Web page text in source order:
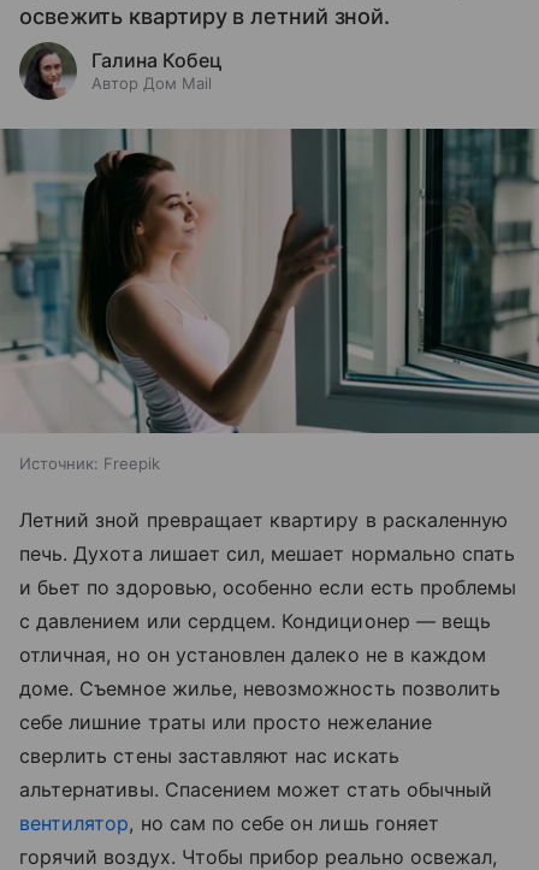
освежить квартиру в летний зной.
Галина Кобец
Автор Дом Mail
Источник: Freepik
Летний зной превращает квартиру в раскаленную
печь. Духота лишает сил, мешает нормально спать
и бьет по здоровью, особенно если есть проблемы
с давлением или сердцем. Кондиционер — вещь
отличная, но он установлен далеко не в каждом
доме. Съемное жилье, невозможность позволить
себе лишние траты или просто нежелание
сверлить стены заставляют нас искать
альтернативы. Спасением может стать обычный
вентилятор, но сам по себе он лишь гоняет
горячий воздух. Чтобы прибор реально освежал,